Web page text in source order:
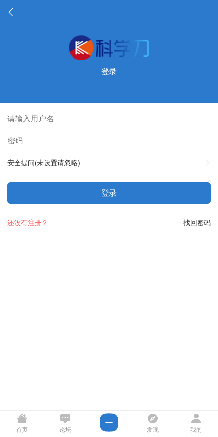
登录
安全提问(未设置请忽略)
登录
找回密码
还没有注册？
首页 论坛 发现 我的